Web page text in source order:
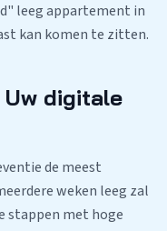
leeg appartement in
kan komen te zitten.
digitale
de meest
weken leeg zal
stappen met hoge